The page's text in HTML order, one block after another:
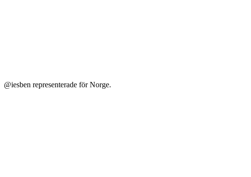
@iesben representerade för Norge.